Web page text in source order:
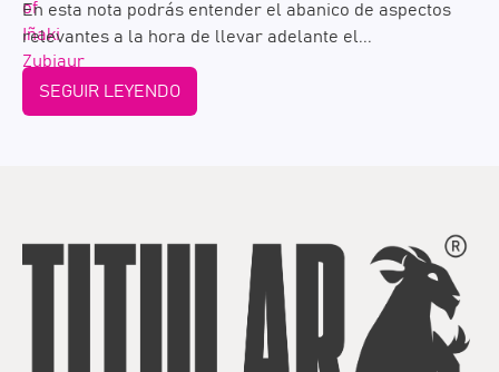
En esta nota podrás entender el abanico de aspectos
relevantes a la hora de llevar adelante el...
SEGUIR LEYENDO